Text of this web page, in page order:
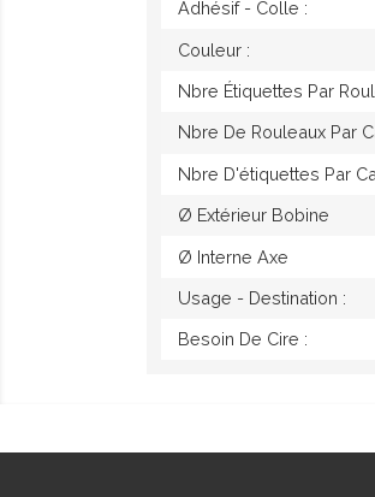
Adhésif - Colle :
Couleur :
Nbre Étiquettes Par
Nbre De Rouleaux Par
Nbre D'étiquettes Par
Ø Extérieur Bobine
Ø Interne Axe
Usage - Destination :
Besoin De Cire :